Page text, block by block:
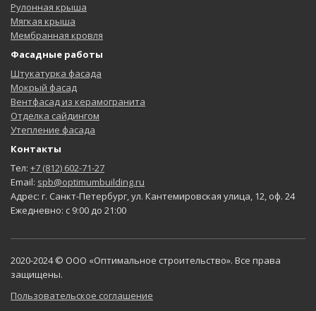
Рулонная крыша
Мягкая крыша
Мембранная кровля
Фасадные работы
Штукатурка фасада
Мокрый фасад
Вентфасад из керамогранита
Отделка сайдингом
Утепление фасада
Контакты
Тел: +7 (812) 602-71-27
Email: spb@optimumbuilding.ru
Адрес: г. Санкт-Петербург, ул. Кантемировская улица, 12, оф. 24
Ежедневно: с 9:00 до 21:00
2020-2024 © ООО «Оптимальное строительство». Все права
защищены.
Пользовательское соглашение